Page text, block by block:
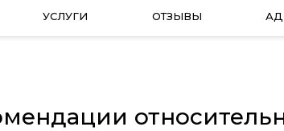
УСЛУГИ ОТЗЫВЫ